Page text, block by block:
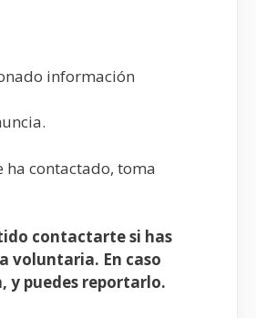
información
ha contactado, toma
contactarte si has
voluntaria. En caso
y puedes reportarlo.